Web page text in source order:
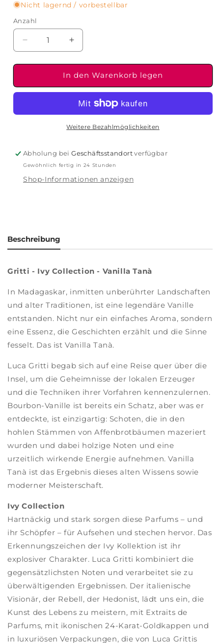
Nicht lagernd / vorbestellbar
Anzahl
Verringere
die
Menge
Gritti
Collection
Erhöhe
die
Menge
für
Gritti
Ivy
Collection
-
In den Warenkorb legen
Weitere Bezahlmöglichkeiten
Abholung beiGeschäftsstandortverfügbar
Gewöhnlich fertig in 24 Stunden
Shop-Informationen anzeigen
Beschreibung
Gritti - Ivy Collection - Vanilla Tanà
In Madagaskar, inmitten unberührter Landschaften
und alter Traditionen, ist eine legendäre Vanille
entstanden. Nicht nur ein einfaches Aroma, sondern
eine Essenz, die Geschichten erzählt und die Sinne
fesselt. Das ist Vanilla Tanà.
Luca Gritti begab sich auf eine Reise quer über die
Insel, um die Geheimnisse der lokalen Erzeuger
und die Techniken ihrer Vorfahren kennenzulernen.
Bourbon-Vanille ist bereits ein Schatz, aber was er
entdeckte, ist einzigartig: Schoten, die in den
hohlen Stämmen von Affenbrotbäumen mazeriert
wurden und dabei holzige Noten und eine
urzeitlich wirkende Energie aufnehmen. Vanilla
Tanà ist das Ergebnis dieses alten Wissens sowie
moderner Meisterschaft.
Ivy Collection
Hartnäckig und stark sorgen diese Parfums – und
ihr Schöpfer – für Aufsehen und stechen hervor. Das
Erkennungszeichen der Ivy Kollektion ist ihr
explosiver Charakter. Luca Gritti kombiniert die
gegensätzlichsten Noten und verarbeitet sie zu
überwältigenden Ergebnissen. Der italienische
Visionär, der Rebell, der Hedonist, lädt uns ein, die
Kunst des Lebens zu meistern, mit Extraits de
Parfums, mit ikonischen 24-Karat-Goldkappen und
in luxuriösen Verpackungen, die von Luca Grittis